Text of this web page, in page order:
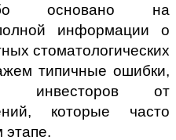
основано на
информации о
стоматологических
типичные ошибки,
инвесторов от
которые часто
этапе.